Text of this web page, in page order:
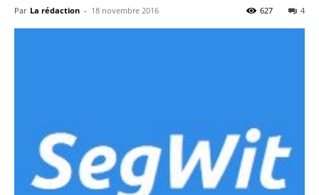
Par La rédaction - 18 novembre 2016 4
627